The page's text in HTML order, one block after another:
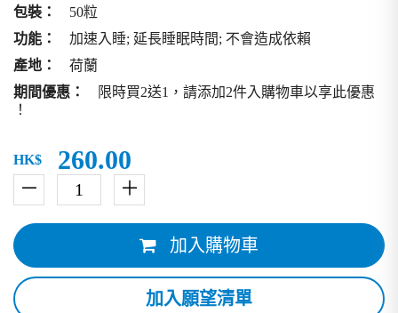
包裝：
50粒
功能：
加速入睡; 延長睡眠時間; 不會造成依賴
產地：
荷蘭
期間優惠：
限時買2送1，請添加2件入購物車以享此優惠
！
HK$ 260.00
－ ＋
加入購物車
加入願望清單